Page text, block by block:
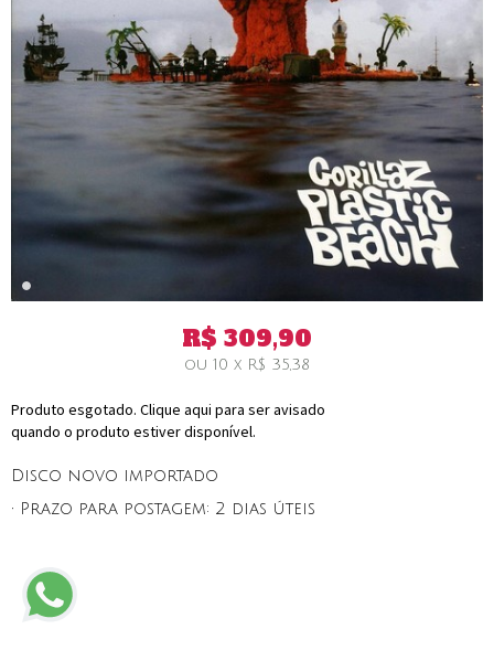
R$ 309,90
ou 10 x R$ 35,38
Produto esgotado. Clique aqui para ser avisado
quando o produto estiver disponível.
Disco novo importado
• Prazo para postagem: 2 dias úteis